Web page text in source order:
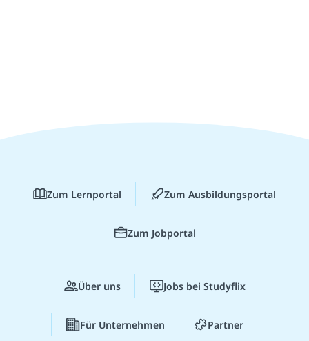
Zum Lernportal Zum Ausbildungsportal
Zum Jobportal
Über uns Jobs bei Studyflix
Für Unternehmen Partner